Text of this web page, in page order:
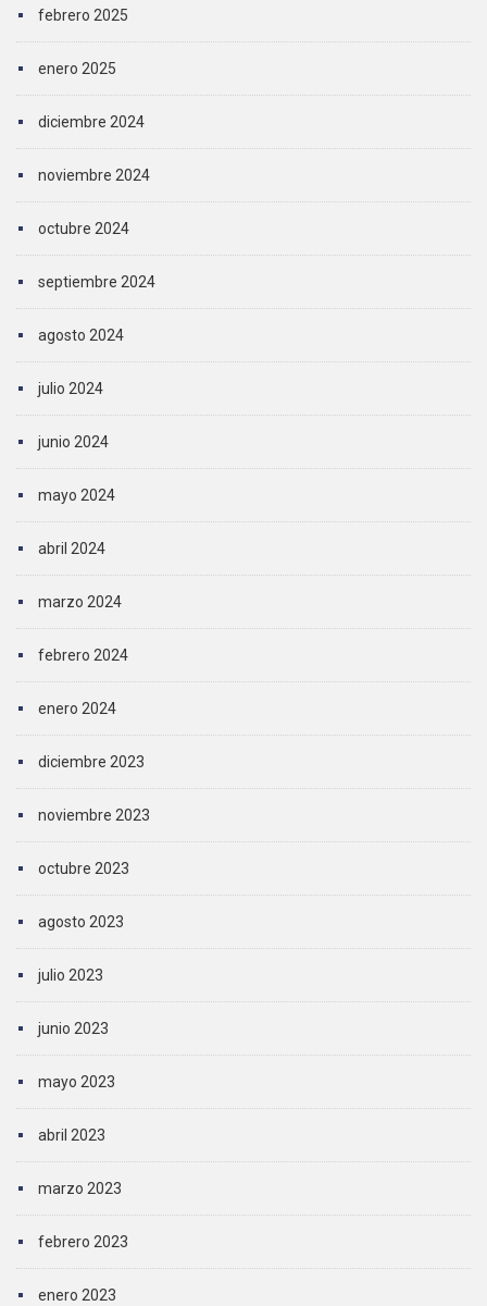
febrero 2025
enero 2025
diciembre 2024
noviembre 2024
octubre 2024
septiembre 2024
agosto 2024
julio 2024
junio 2024
mayo 2024
abril 2024
marzo 2024
febrero 2024
enero 2024
diciembre 2023
noviembre 2023
octubre 2023
agosto 2023
julio 2023
junio 2023
mayo 2023
abril 2023
marzo 2023
febrero 2023
enero 2023